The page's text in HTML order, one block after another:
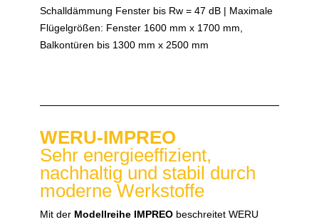
Schalldämmung Fenster bis Rw = 47 dB | Maximale
Flügelgrößen: Fenster 1600 mm x 1700 mm,
Balkontüren bis 1300 mm x 2500 mm
WERU-IMPREO
Sehr energieeffizient,
nachhaltig und stabil durch
moderne Werkstoffe
Mit der Modellreihe IMPREO beschreitet WERU